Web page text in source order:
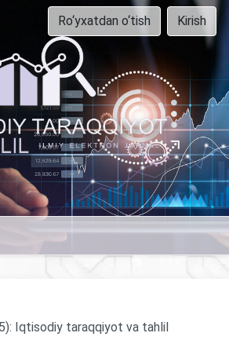
Ro‘yxatdan o‘tish Kirish
Iqtisodiy taraqqiyot va tahlil